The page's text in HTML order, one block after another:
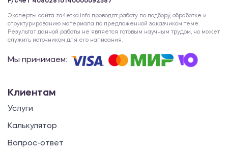
Эксперты сайта za4etka.info проводят работу по подбору, обработке и
структурированию материала по предложенной заказчиком теме.
Результат данной работы не является готовым научным трудом, но может
служить источником для его написания.
Мы принимаем:
Клиентам
Услуги
Калькулятор
Вопрос-ответ